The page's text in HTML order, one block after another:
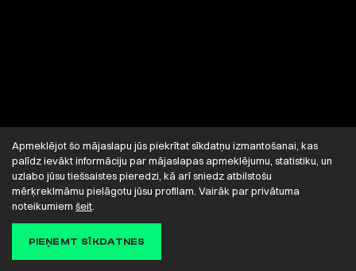
Apmeklējot šo mājaslapu jūs piekrītat sīkdatņu izmantošanai, kas
palīdz ievākt informāciju par mājaslapas apmeklējumu, statistiku, un
uzlabo jūsu tiešsaistes pieredzi, kā arī sniedz atbilstošu
mērķreklmāmu pielāgotu jūsu profilam. Vairāk par privātuma
noteikumiem šeit
PIEŅEMT SĪKDATNES